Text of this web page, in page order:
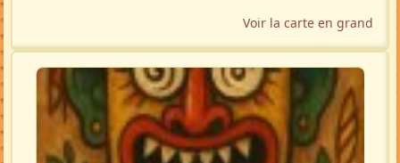
Voir la carte en grand